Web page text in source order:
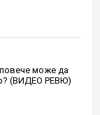
може да
(ВИДЕО РЕВЮ)